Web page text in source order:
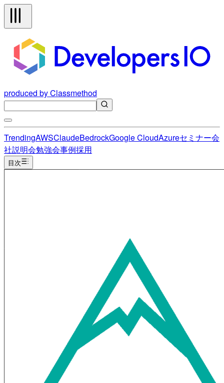
produced by Classmethod
TrendingAWSClaudeBedrockGoogle CloudAzureセミナー会
社説明会勉強会事例採用
目次